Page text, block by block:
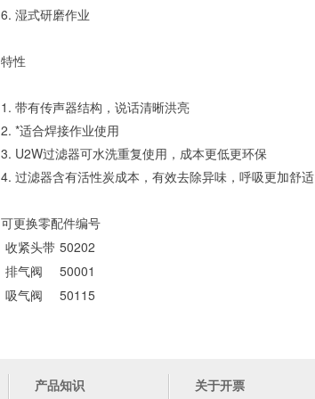
6. 湿式研磨作业
特性
1. 带有传声器结构，说话清晰洪亮
2. *适合焊接作业使用
3. U2W过滤器可水洗重复使用，成本更低更环保
4. 过滤器含有活性炭成本，有效去除异味，呼吸更加舒适
可更换零配件编号
收紧头带 50202
排气阀
50001
吸气阀
50115
产品知识 关于开票